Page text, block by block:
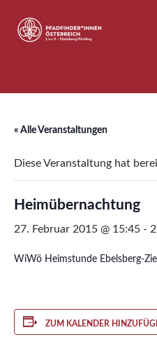
Inhalt
springen
« Alle Veranstaltungen
Diese Veranstaltung hat
Heimübernachtung
27. Februar 2015 @ 15:45 -
WiWö Heimstunde Ebelsberg-
ZUM KALENDER